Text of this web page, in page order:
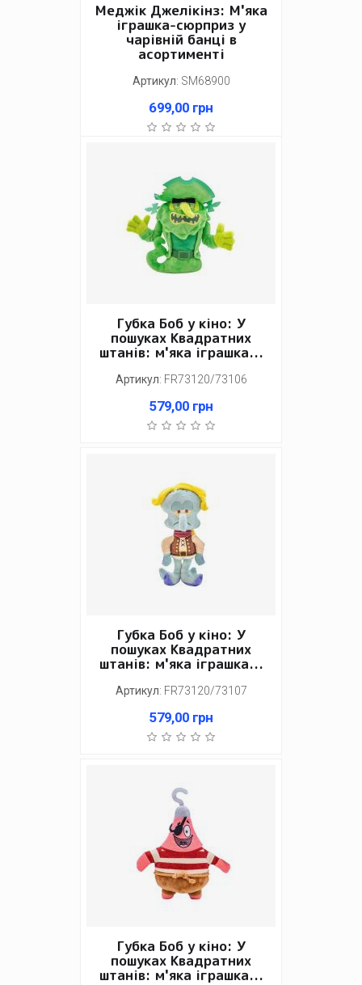
Меджік Джелікінз: М'яка
іграшка-сюрприз у
чарівній банці в
асортименті
Артикул: SM68900
699,00 грн
Губка Боб у кіно: У
пошуках Квадратних
штанів: м'яка іграшка...
Артикул: FR73120/73106
579,00 грн
Губка Боб у кіно: У
пошуках Квадратних
штанів: м'яка іграшка...
Артикул: FR73120/73107
579,00 грн
Губка Боб у кіно: У
пошуках Квадратних
штанів: м'яка іграшка...